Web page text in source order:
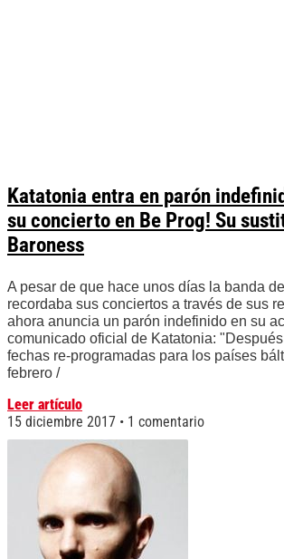
Katatonia entra en parón
su concierto en Be Prog! Su
Baroness
A pesar de que hace unos días la banda
recordaba sus conciertos a través de sus
ahora anuncia un parón indefinido en su
comunicado oficial de Katatonia:
fechas re-programadas para los países
febrero /
Leer artículo
15 diciembre 2017
1 comentario